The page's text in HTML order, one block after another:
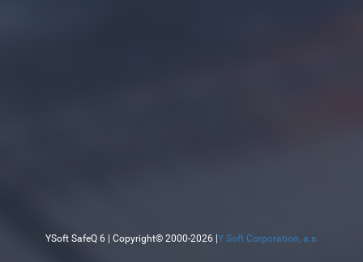
YSoft SafeQ 6 | Copyright© 2000-2026 | Y Soft Corporation, a.s.